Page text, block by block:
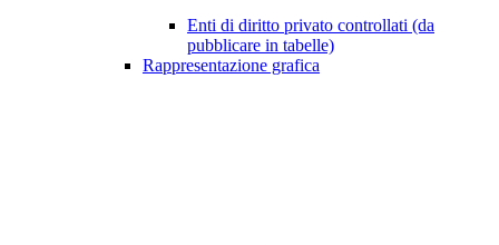
Enti di diritto privato controllati (da
pubblicare in tabelle)
Rappresentazione grafica